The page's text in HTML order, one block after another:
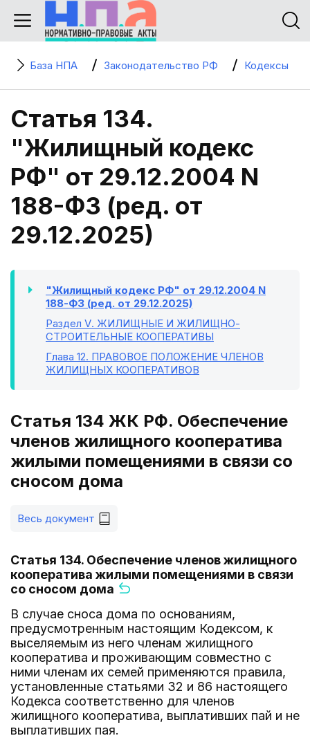
База НПА Законодательство РФ Кодексы
Статья 134.
"Жилищный кодекс
РФ" от 29.12.2004 N
188-ФЗ (ред. от
29.12.2025)
"Жилищный кодекс РФ" от 29.12.2004 N
188-ФЗ (ред. от 29.12.2025)
Раздел V. ЖИЛИЩНЫЕ И ЖИЛИЩНО-
СТРОИТЕЛЬНЫЕ КООПЕРАТИВЫ
Глава 12. ПРАВОВОЕ ПОЛОЖЕНИЕ ЧЛЕНОВ
ЖИЛИЩНЫХ КООПЕРАТИВОВ
Статья 134 ЖК РФ. Обеспечение
членов жилищного кооператива
жилыми помещениями в связи со
сносом дома
Весь документ
Статья 134. Обеспечение членов жилищного
кооператива жилыми помещениями в связи
со сносом дома
В случае сноса дома по основаниям,
предусмотренным настоящим Кодексом, к
выселяемым из него членам жилищного
кооператива и проживающим совместно с
ними членам их семей применяются правила,
установленные статьями 32 и 86 настоящего
Кодекса соответственно для членов
жилищного кооператива, выплативших пай и не
выплативших пая.